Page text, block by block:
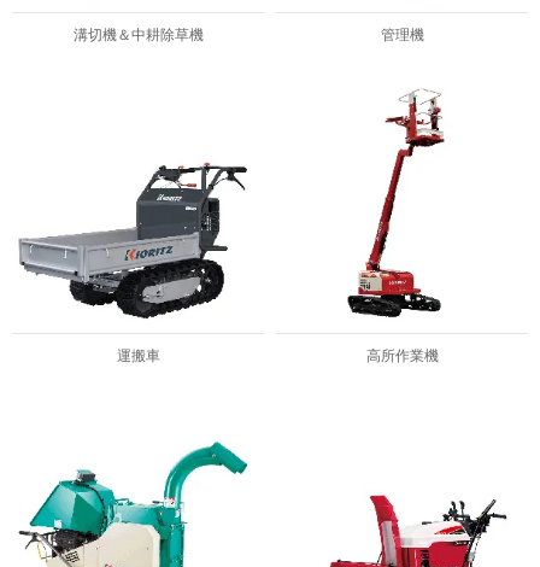
溝切機＆中耕除草機 管理機
運搬車 高所作業機